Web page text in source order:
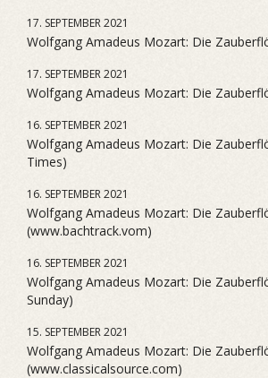
17. SEPTEMBER 2021
Wolfgang Amadeus Mozart: Die
17. SEPTEMBER 2021
Wolfgang Amadeus Mozart: Die
16. SEPTEMBER 2021
Wolfgang Amadeus Mozart: Die
Times)
16. SEPTEMBER 2021
Wolfgang Amadeus Mozart: Die
(www.bachtrack.vom)
16. SEPTEMBER 2021
Wolfgang Amadeus Mozart: Die
Sunday)
15. SEPTEMBER 2021
Wolfgang Amadeus Mozart: Die
(www.classicalsource.com)